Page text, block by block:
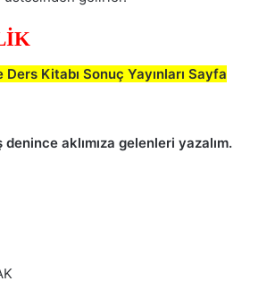
Ders Kitabı Sonuç Yayınları Sayfa
aklımıza gelenleri yazalım.